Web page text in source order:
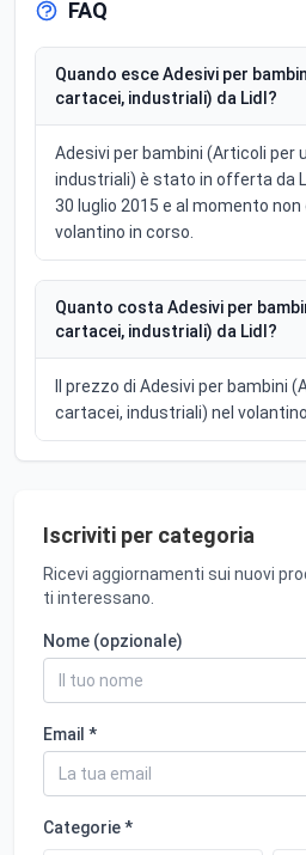
FAQ
Quando esce Adesivi per
cartacei, industriali) da Lidl?
Adesivi per bambini (Articoli per
industriali) è stato in offerta da
30 luglio 2015 e al momento non
volantino in corso.
Quanto costa Adesivi per
cartacei, industriali) da Lidl?
Il prezzo di Adesivi per bambini
cartacei, industriali) nel volantino
Iscriviti per categoria
Ricevi aggiornamenti sui nuovi
ti interessano.
Nome (opzionale)
Email *
Categorie *